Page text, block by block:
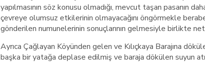
yapılmasının söz konusu olmadığı, mevcut taşan pasanın
çevreye olumsuz etkilerinin olmayacağını öngörmekle
gönderilen numunelerinin sonuçlarının gelmesiyle birlikte
Ayrıca Çağlayan Köyünden gelen ve Kılıçkaya Barajına
başka bir yatağa deplase edilmiş ve baraja dökülen suyun